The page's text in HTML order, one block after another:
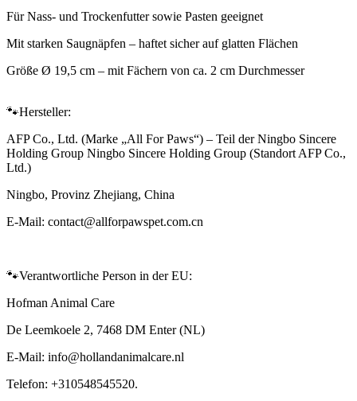
Für Nass- und Trockenfutter sowie Pasten geeignet
Mit starken Saugnäpfen – haftet sicher auf glatten Flächen
Größe Ø 19,5 cm – mit Fächern von ca. 2 cm Durchmesser
🐾Hersteller:
AFP Co., Ltd. (Marke „All For Paws“) – Teil der Ningbo Sincere
Holding Group Ningbo Sincere Holding Group (Standort AFP Co.,
Ltd.)
Ningbo, Provinz Zhejiang, China
E-Mail: contact@allforpawspet.com.cn
🐾Verantwortliche Person in der EU:
Hofman Animal Care
De Leemkoele 2, 7468 DM Enter (NL)
E-Mail: info@hollandanimalcare.nl
Telefon: +310548545520.